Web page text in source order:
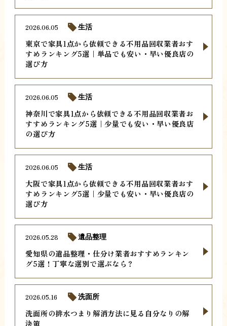
東京で家具1点から依頼できる不用品回収業者おす
すめランキング5選｜単品でも安い・早い優良店の
選び方
2026.06.05 生活
神奈川で家具1点から依頼できる不用品回収業者お
すすめランキング5選｜少量でも安い・早い優良店
の選び方
2026.06.05 生活
大阪で家具1点から依頼できる不用品回収業者おす
すめランキング5選｜少量でも安い・早い優良店の
選び方
2026.06.05 生活
愛知県の遺品整理・仕分け業者おすすめランキン
グ5選！丁寧な選別で選ぶなら？
2026.05.28 遺品整理
洗面所の排水つまり解消方法に見る自分なりの解
決策
2026.05.16 洗面所